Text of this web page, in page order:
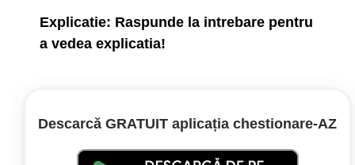
Explicatie: Raspunde la intrebare pentru
a vedea explicatia!
Regulamentul de aplicare a OUG nr.
195/2002
Descarcă GRATUIT aplicația chestionare‑AZ